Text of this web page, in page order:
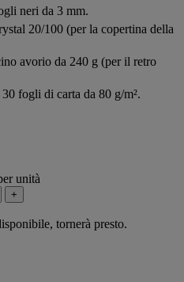
neri da 3 mm.
20/100 (per la copertina della
avorio da 240 g (per il retro
fogli di carta da 80 g/m².
unità
+
tornerà presto.